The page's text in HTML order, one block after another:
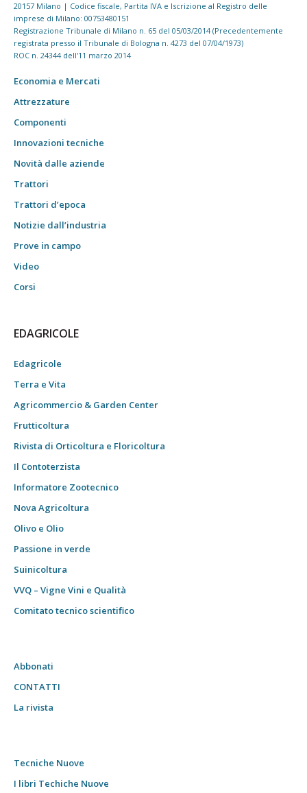
20157 Milano | Codice fiscale, Partita IVA e Iscrizione al Registro delle
imprese di Milano: 00753480151
Registrazione Tribunale di Milano n. 65 del 05/03/2014 (Precedentemente
registrata presso il Tribunale di Bologna n. 4273 del 07/04/1973)
ROC n. 24344 dell'11 marzo 2014
Economia e Mercati
Attrezzature
Componenti
Innovazioni tecniche
Novità dalle aziende
Trattori
Trattori d’epoca
Notizie dall’industria
Prove in campo
Video
Corsi
EDAGRICOLE
Edagricole
Terra e Vita
Agricommercio & Garden Center
Frutticoltura
Rivista di Orticoltura e Floricoltura
Il Contoterzista
Informatore Zootecnico
Nova Agricoltura
Olivo e Olio
Passione in verde
Suinicoltura
VVQ – Vigne Vini e Qualità
Comitato tecnico scientifico
Abbonati
CONTATTI
La rivista
Tecniche Nuove
I libri Techiche Nuove